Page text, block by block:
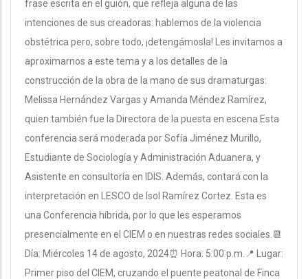
frase escrita en el guión, que refleja alguna de las
intenciones de sus creadoras: hablemos de la violencia
obstétrica pero, sobre todo, ¡detengámosla! Les invitamos a
aproximarnos a este tema y a los detalles de la
construcción de la obra de la mano de sus dramaturgas:
Melissa Hernández Vargas y Amanda Méndez Ramírez,
quien también fue la Directora de la puesta en escena.Esta
conferencia será moderada por Sofía Jiménez Murillo,
Estudiante de Sociología y Administración Aduanera, y
Asistente en consultoría en IDIS. Además, contará con la
interpretación en LESCO de Isol Ramírez Cortez. Esta es
una Conferencia híbrida, por lo que les esperamos
presencialmente en el CIEM o en nuestras redes sociales.📆
Día: Miércoles 14 de agosto, 2024⏰ Hora: 5:00 p.m.📍 Lugar:
Primer piso del CIEM, cruzando el puente peatonal de Finca